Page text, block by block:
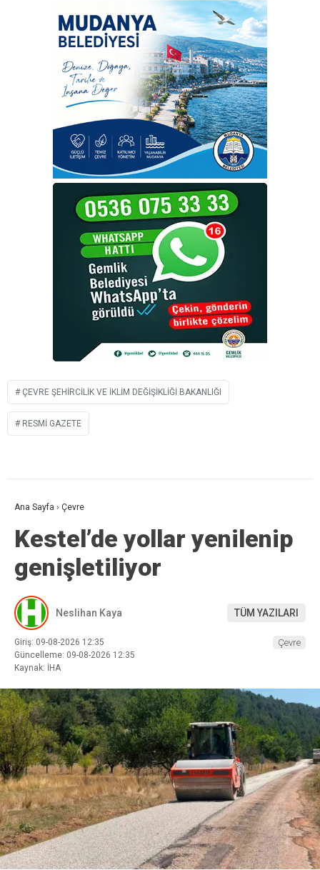
ÇEVRE ŞEHIRCILIK VE İKLIM DEĞIŞIKLIĞI BAKANLIĞI
RESMI GAZETE
Ana Sayfa › Çevre
Kestel’de yollar yenilenip
genişletiliyor
Neslihan Kaya TÜM YAZILARI
Giriş: 09-08-2026 12:35
Güncelleme: 09-08-2026 12:35
Kaynak: İHA
Çevre